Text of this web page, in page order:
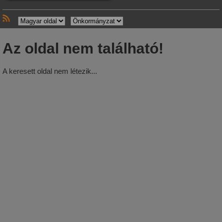
Az oldal nem található!
A keresett oldal nem létezik...